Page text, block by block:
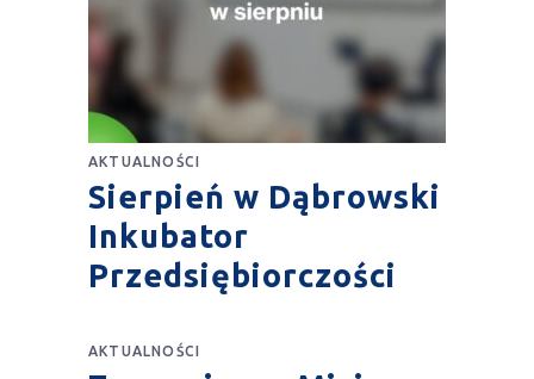
AKTUALNOŚCI
Sierpień w Dąbrowski
Inkubator
Przedsiębiorczości
AKTUALNOŚCI